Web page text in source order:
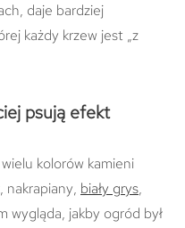
daje bardziej
każdy krzew jest „z
psują efekt
kolorów kamieni
nakrapiany, biały grys,
wygląda, jakby ogród był